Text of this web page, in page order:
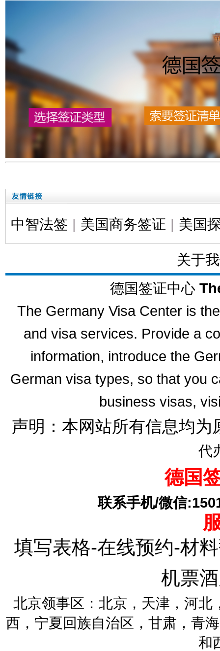
中智法签 | 美国商务签证 | 美国
关于
德国签证中心
The Germany Visa Center is
and visa services. Provide a
information, introduce the
German visa types, so that you
business visas,
声明：本网站所有信息均为
代
德国
联系手机/微信
填写表格-在线预约-材
机票
北京领事区：北京，天津，河
西，宁夏回族自治区，甘肃，青
和